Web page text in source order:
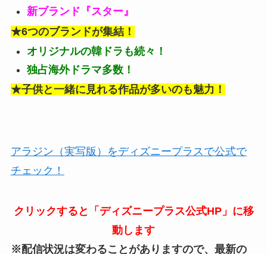
新ブランド『スター』
★6つのブランドが集結！
オリジナルの韓ドラも続々！
独占海外ドラマ多数！
★子供と一緒に見れる作品が多いのも魅力！
アラジン（実写版）をディズニープラスで公式で
チェック！
クリックすると「ディズニープラス公式HP」に移
動します
※配信状況は変わることがありますので、最新の